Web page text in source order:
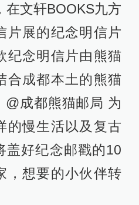
在文轩BOOKS九方
片展的纪念明信片
纪念明信片由熊猫
合成都本土的熊猫
@成都熊猫邮局 为
的慢生活以及复古
盖好纪念邮戳的10
，想要的小伙伴转